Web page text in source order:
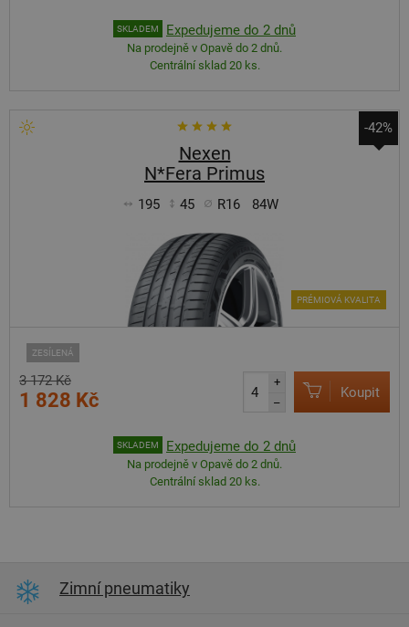
SKLADEM Expedujeme do 2 dnů
Na prodejně v Opavě do 2 dnů.
Centrální sklad 20 ks.
-42%
Nexen
N*Fera Primus
195 45 R16 84W
ZESÍLENÁ
PRÉMIOVÁ KVALITA
3 172 Kč
1 828 Kč
+
–
Koupit
SKLADEM Expedujeme do 2 dnů
Na prodejně v Opavě do 2 dnů.
Centrální sklad 20 ks.
Zimní pneumatiky